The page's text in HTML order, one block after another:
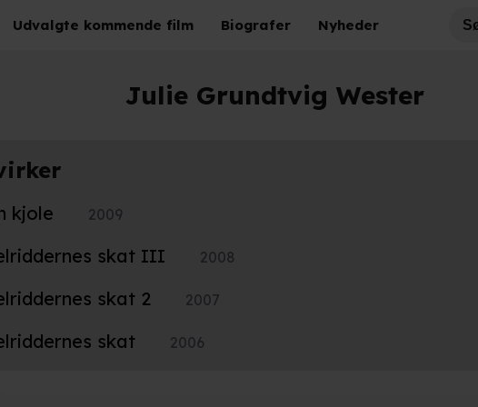
Udvalgte kommende film Biografer Nyheder
Julie Grundtvig Wester
kjole 2009
skat III 2008
skat 2 2007
skat 2006